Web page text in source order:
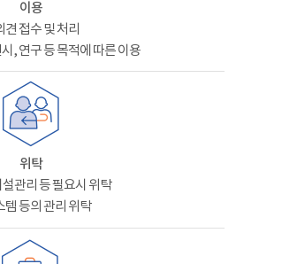
이용
견 접수 및 처리
, 연구 등 목적에 따른 이용
위탁
설관리 등 필요시 위탁
템 등의 관리 위탁